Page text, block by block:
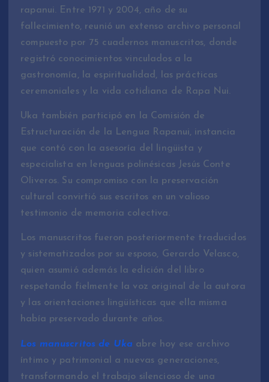
rapanui. Entre 1971 y 2004, año de su
fallecimiento, reunió un extenso archivo personal
compuesto por 75 cuadernos manuscritos, donde
registró conocimientos vinculados a la
gastronomía, la espiritualidad, las prácticas
ceremoniales y la vida cotidiana de Rapa Nui.
Uka también participó en la Comisión de
Estructuración de la Lengua Rapanui, instancia
que contó con la asesoría del lingüista y
especialista en lenguas polinésicas Jesús Conte
Oliveros. Su compromiso con la preservación
cultural convirtió sus escritos en un valioso
testimonio de memoria colectiva.
Los manuscritos fueron posteriormente traducidos
y sistematizados por su esposo, Gerardo Velasco,
quien asumió además la edición del libro
respetando fielmente la voz original de la autora
y las orientaciones lingüísticas que ella misma
había preservado durante años.
Los manuscritos de Uka abre hoy ese archivo
íntimo y patrimonial a nuevas generaciones,
transformando el trabajo silencioso de una